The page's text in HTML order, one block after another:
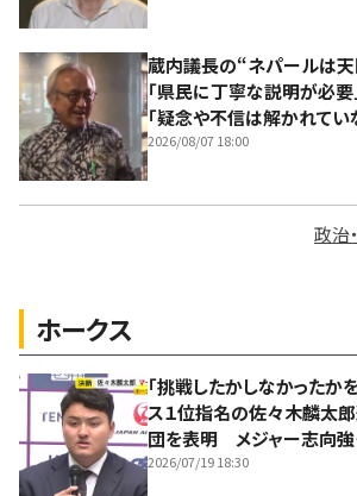
蔵内議長の“ネパールは
「県民に丁寧な説明が必
「疑念や不信は解かれて
2026/08/07 18:00
政治
ホークス
「挑戦したかしなかったか
ス１位指名の佐々木麟太
団を表明 メジャー志向強
2026/07/19 18:30